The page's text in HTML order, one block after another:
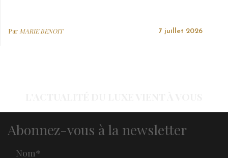
Par MARIE BENOIT 7 juillet 2026
Abonnez-vous à la newsletter